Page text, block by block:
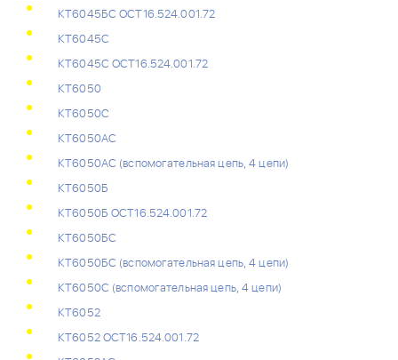
КТ6045БС ОСТ16.524.001.72
КТ6045С
КТ6045С ОСТ16.524.001.72
КТ6050
КТ6050C
КТ6050АС
КТ6050АС (вспомогательная цепь, 4 цепи)
КТ6050Б
КТ6050Б ОСТ16.524.001.72
КТ6050БС
КТ6050БС (вспомогательная цепь, 4 цепи)
КТ6050С (вспомогательная цепь, 4 цепи)
КТ6052
КТ6052 ОСТ16.524.001.72